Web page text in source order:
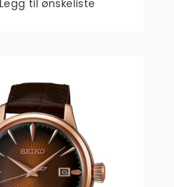
Legg til ønskeliste